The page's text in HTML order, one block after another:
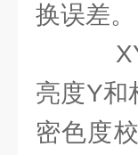
换误差。
亮度Y和
密色度